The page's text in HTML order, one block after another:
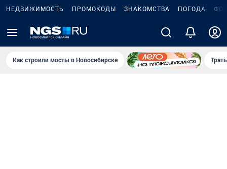
НЕДВИЖИМОСТЬ ПРОМОКОДЫ ЗНАКОМСТВА ПОГОДА
Как строили мосты в Новосибирске